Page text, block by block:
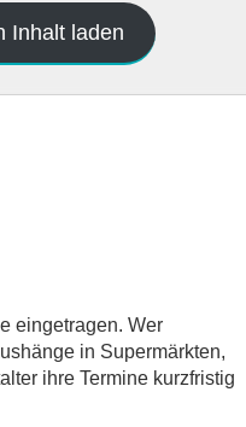
Inhalt laden
eingetragen. Wer
in Supermärkten,
ihre Termine kurzfristig